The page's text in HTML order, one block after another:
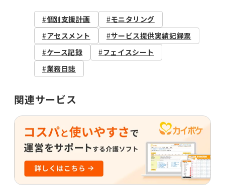
個別支援計画
モニタリング
アセスメント
サービス提供実績記録票
ケース記録
フェイスシート
業務日誌
関連サービス